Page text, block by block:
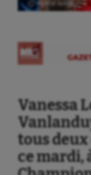
Aviron
Balle à la
Ballon au
Baseball
Vanessa
tous
ce mardi,